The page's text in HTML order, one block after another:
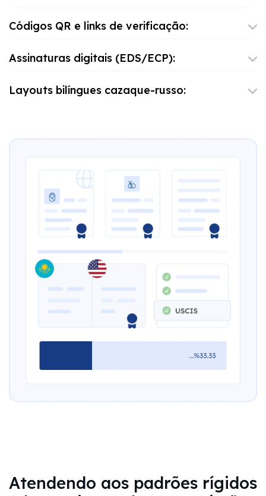
Códigos QR e links de verificação:
Assinaturas digitais (EDS/ECP):
Layouts bilíngues cazaque-russo:
Atendendo aos padrões rígidos